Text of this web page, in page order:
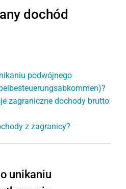
dochód
podwójnego
zagraniczne dochody brutto
z zagranicy?
unikaniu